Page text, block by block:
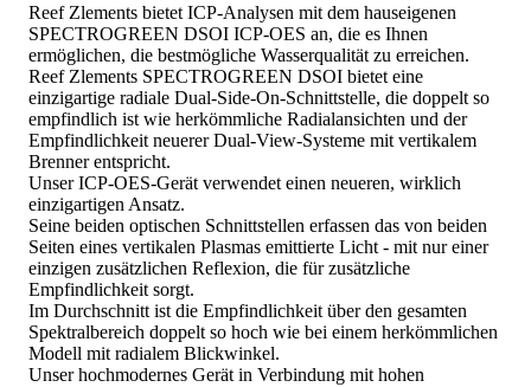
Reef Zlements bietet ICP-Analysen mit dem hauseigenen
SPECTROGREEN DSOI ICP-OES an, die es Ihnen
ermöglichen, die bestmögliche Wasserqualität zu erreichen.
Reef Zlements SPECTROGREEN DSOI bietet eine
einzigartige radiale Dual-Side-On-Schnittstelle, die doppelt so
empfindlich ist wie herkömmliche Radialansichten und der
Empfindlichkeit neuerer Dual-View-Systeme mit vertikalem
Brenner entspricht.
Unser ICP-OES-Gerät verwendet einen neueren, wirklich
einzigartigen Ansatz.
Seine beiden optischen Schnittstellen erfassen das von beiden
Seiten eines vertikalen Plasmas emittierte Licht - mit nur einer
einzigen zusätzlichen Reflexion, die für zusätzliche
Empfindlichkeit sorgt.
Im Durchschnitt ist die Empfindlichkeit über den gesamten
Spektralbereich doppelt so hoch wie bei einem herkömmlichen
Modell mit radialem Blickwinkel.
Unser hochmodernes Gerät in Verbindung mit hohen